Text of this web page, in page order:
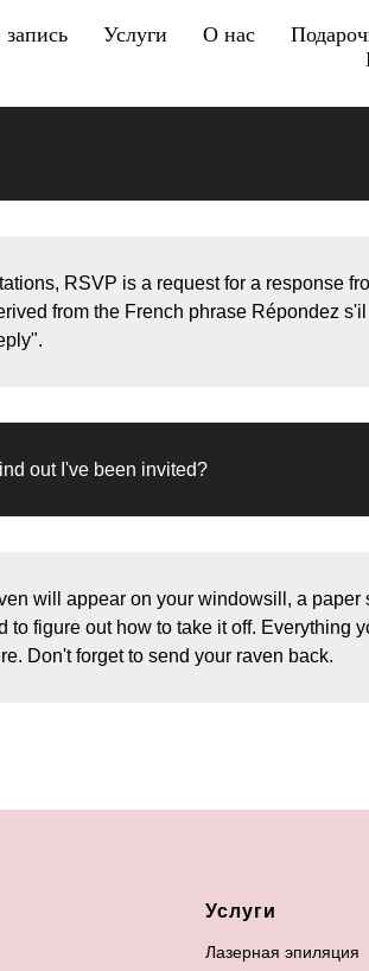
Услуги О нас
RSVP is a request for a response
from the French phrase Répondez
out I've been invited?
will appear on your windowsill, a paper
to figure out how to take it off. Everything
Don't forget to send your raven back.
Услуги
Лазерная эпиляция